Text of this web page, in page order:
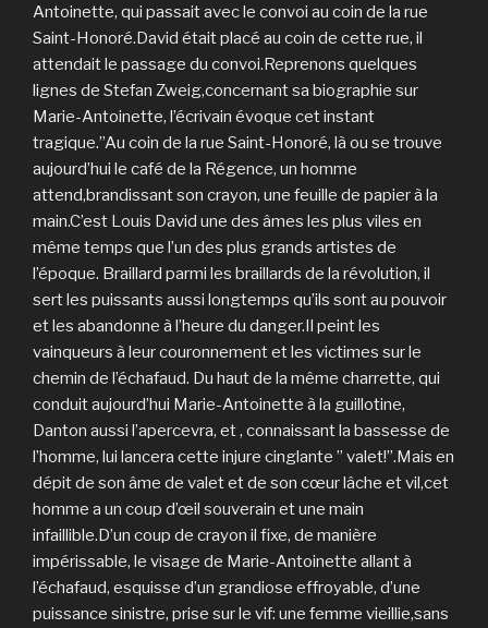
Antoinette, qui passait avec le convoi au coin de la rue
Saint-Honoré.David était placé au coin de cette rue, il
attendait le passage du convoi.Reprenons quelques
lignes de Stefan Zweig,concernant sa biographie sur
Marie-Antoinette, l’écrivain évoque cet instant
tragique.”Au coin de la rue Saint-Honoré, là ou se trouve
aujourd’hui le café de la Régence, un homme
attend,brandissant son crayon, une feuille de papier à la
main.C’est Louis David une des âmes les plus viles en
même temps que l’un des plus grands artistes de
l’époque. Braillard parmi les braillards de la révolution, il
sert les puissants aussi longtemps qu’ils sont au pouvoir
et les abandonne à l’heure du danger.Il peint les
vainqueurs à leur couronnement et les victimes sur le
chemin de l’échafaud. Du haut de la même charrette, qui
conduit aujourd’hui Marie-Antoinette à la guillotine,
Danton aussi l’apercevra, et , connaissant la bassesse de
l’homme, lui lancera cette injure cinglante ” valet!”.Mais en
dépit de son âme de valet et de son cœur lâche et vil,cet
homme a un coup d’œil souverain et une main
infaillible.D’un coup de crayon il fixe, de manière
impérissable, le visage de Marie-Antoinette allant à
l’échafaud, esquisse d’un grandiose effroyable, d’une
puissance sinistre, prise sur le vif: une femme vieillie,sans